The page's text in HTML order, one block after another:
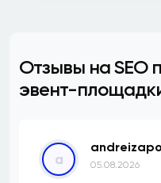
Отзывы на SEO
эвент-
a 05.08.2026